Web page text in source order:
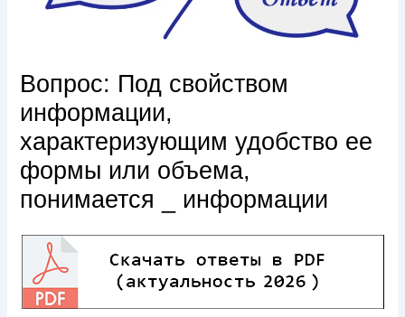
Вопрос: Под свойством
информации,
характеризующим удобство ее
формы или объема,
понимается _ информации